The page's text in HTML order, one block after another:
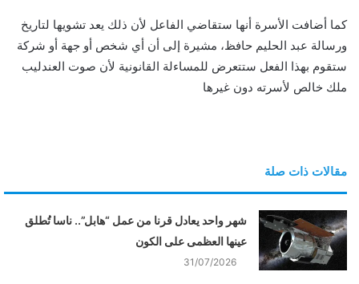
كما أضافت الأسرة أنها ستقاضي الفاعل لأن ذلك يعد تشويها لتاريخ
ورسالة عبد الحليم حافظ، مشيرة إلى أن أي شخص أو جهة أو شركة
ستقوم بهذا الفعل ستتعرض للمساءلة القانونية لأن صوت العندليب
ملك خالص لأسرته دون غيرها
مقالات ذات صلة
شهر واحد يعادل قرنا من عمل “هابل”.. ناسا تُطلق
عينها العظمى على الكون
31/07/2026